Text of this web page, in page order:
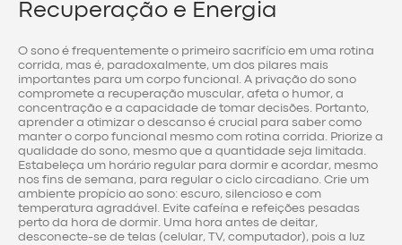
Recuperação e Energia
O sono é frequentemente o primeiro sacrifício em uma rotina
corrida, mas é, paradoxalmente, um dos pilares mais
importantes para um corpo funcional. A privação do sono
compromete a recuperação muscular, afeta o humor, a
concentração e a capacidade de tomar decisões. Portanto,
aprender a otimizar o descanso é crucial para saber como
manter o corpo funcional mesmo com rotina corrida. Priorize a
qualidade do sono, mesmo que a quantidade seja limitada.
Estabeleça um horário regular para dormir e acordar, mesmo
nos fins de semana, para regular o ciclo circadiano. Crie um
ambiente propício ao sono: escuro, silencioso e com
temperatura agradável. Evite cafeína e refeições pesadas
perto da hora de dormir. Uma hora antes de deitar,
desconecte-se de telas (celular, TV, computador), pois a luz